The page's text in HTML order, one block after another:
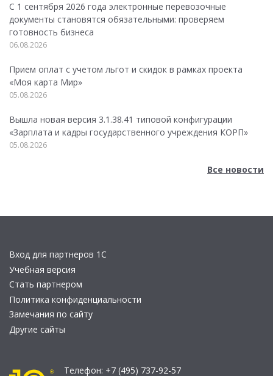
С 1 сентября 2026 года электронные перевозочные
документы становятся обязательными: проверяем
готовность бизнеса
06.08.2026
Прием оплат с учетом льгот и скидок в рамках проекта
«Моя карта Мир»
05.08.2026
Вышла новая версия 3.1.38.41 типовой конфигурации
«Зарплата и кадры государственного учреждения КОРП»
05.08.2026
Все новости
Вход для партнеров 1С
Учебная версия
Стать партнером
Политика конфиденциальности
Замечания по сайту
Другие сайты
Телефон: +7 (495) 737-92-57